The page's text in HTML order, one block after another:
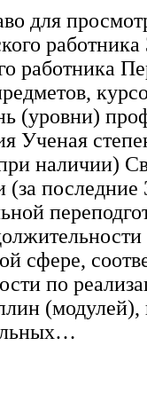
для
работника
работника
(уровни)
Ученая
наличии)
последние
сфере,
по
(модулей),